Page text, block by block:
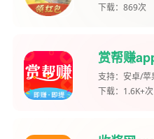
下载： 869次
赏帮赚
支持： 安卓/苹
下载： 1.6K+次